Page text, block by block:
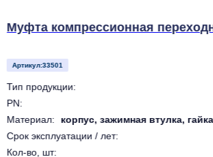
Муфта компрессионная
Артикул:33501
Тип продукции:
PN:
Материал:
корпус, зажимная втулка,
Срок эксплуатации / лет:
Кол-во, шт: